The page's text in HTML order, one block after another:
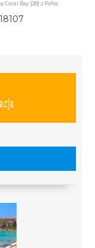
Coral Bay [28] z Pafos